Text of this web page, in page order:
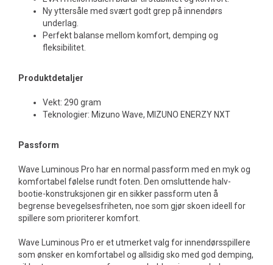
Ny yttersåle med svært godt grep på innendørs
underlag.
Perfekt balanse mellom komfort, demping og
fleksibilitet.
Produktdetaljer
Vekt: 290 gram
Teknologier: Mizuno Wave, MIZUNO ENERZY NXT
Passform
Wave Luminous Pro har en normal passform med en myk og
komfortabel følelse rundt foten. Den omsluttende halv-
bootie-konstruksjonen gir en sikker passform uten å
begrense bevegelsesfriheten, noe som gjør skoen ideell for
spillere som prioriterer komfort.
Wave Luminous Pro er et utmerket valg for innendørsspillere
som ønsker en komfortabel og allsidig sko med god demping,